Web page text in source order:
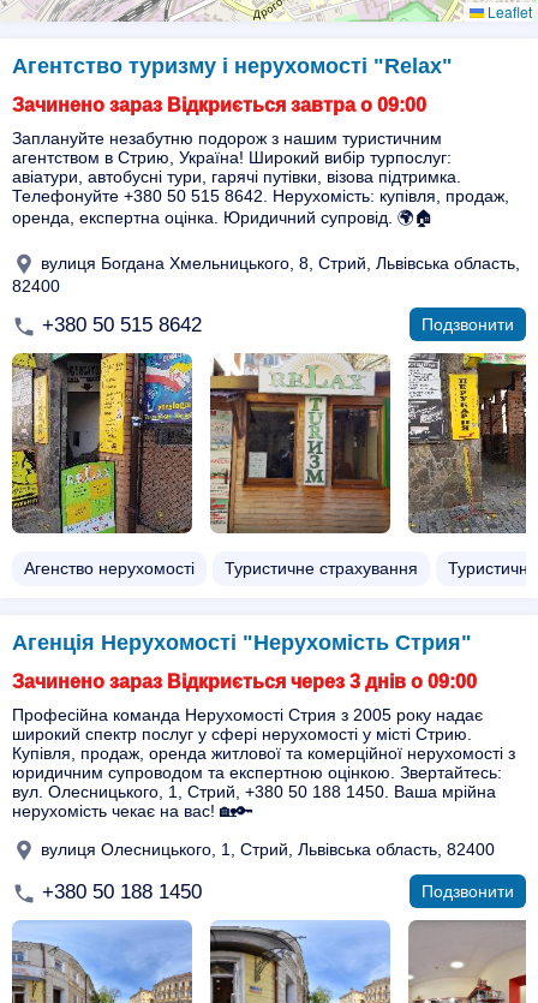
Leaflet
Агентство туризму і нерухомості "Relax"
Зачинено зараз Відкриється завтра о 09:00
Заплануйте незабутню подорож з нашим туристичним
агентством в Стрию, Україна! Широкий вибір турпослуг:
авіатури, автобусні тури, гарячі путівки, візова підтримка.
Телефонуйте +380 50 515 8642. Нерухомість: купівля, продаж,
оренда, експертна оцінка. Юридичний супровід. 🌍🏠
вулиця Богдана Хмельницького, 8, Стрий, Львівська область,
82400
+380 50 515 8642 Подзвонити
Агенство нерухомості Туристичне страхування
Агенція Нерухомості "Нерухомість Стрия"
Зачинено зараз Відкриється через 3 днів о 09:00
Професійна команда Нерухомості Стрия з 2005 року надає
широкий спектр послуг у сфері нерухомості у місті Стрию.
Купівля, продаж, оренда житлової та комерційної нерухомості з
юридичним супроводом та експертною оцінкою. Звертайтесь:
вул. Олесницького, 1, Стрий, +380 50 188 1450. Ваша мрійна
нерухомість чекає на вас! 🏡🔑
вулиця Олесницького, 1, Стрий, Львівська область, 82400
+380 50 188 1450 Подзвонити